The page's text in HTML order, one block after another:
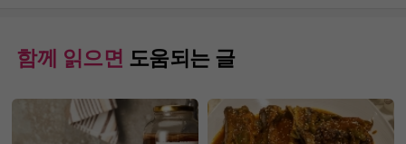
함께 읽으면 도움되는 글